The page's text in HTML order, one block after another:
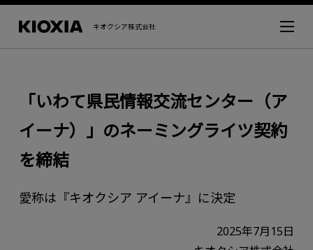
キオクシア株式会社
「いわて県民情報交流センター（ア
イーナ）」のネーミングライツ契約
を締結
愛称は『キオクシア アイーナ』に決定
2025年7月15日